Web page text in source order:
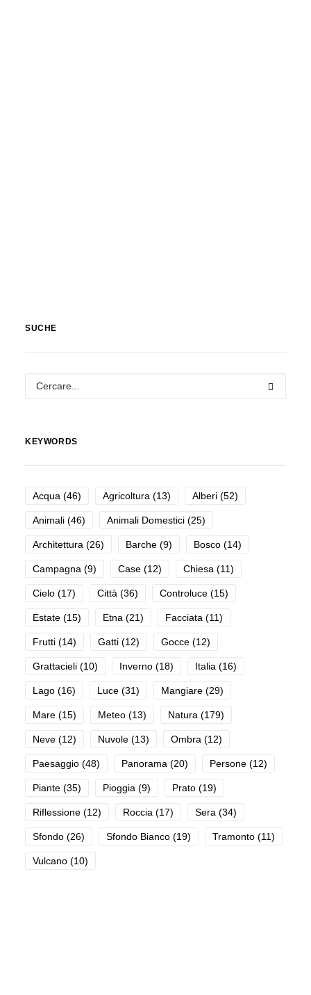
SUCHE
KEYWORDS
Acqua (46) Agricoltura (13) Alberi (52)
Animali (46) Animali Domestici (25)
Architettura (26) Barche (9) Bosco (14)
Campagna (9) Case (12) Chiesa (11)
Cielo (17) Città (36) Controluce (15)
Estate (15) Etna (21) Facciata (11)
Frutti (14) Gatti (12) Gocce (12)
Grattacieli (10) Inverno (18) Italia (16)
Lago (16) Luce (31) Mangiare (29)
Mare (15) Meteo (13) Natura (179)
Neve (12) Nuvole (13) Ombra (12)
Paesaggio (48) Panorama (20) Persone (12)
Piante (35) Pioggia (9) Prato (19)
Riflessione (12) Roccia (17) Sera (34)
Sfondo (26) Sfondo Bianco (19) Tramonto (11)
Vulcano (10)